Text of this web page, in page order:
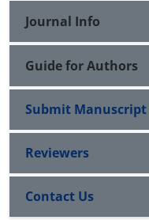
Journal Info
Guide for Authors
Submit Manuscript
Reviewers
Contact Us